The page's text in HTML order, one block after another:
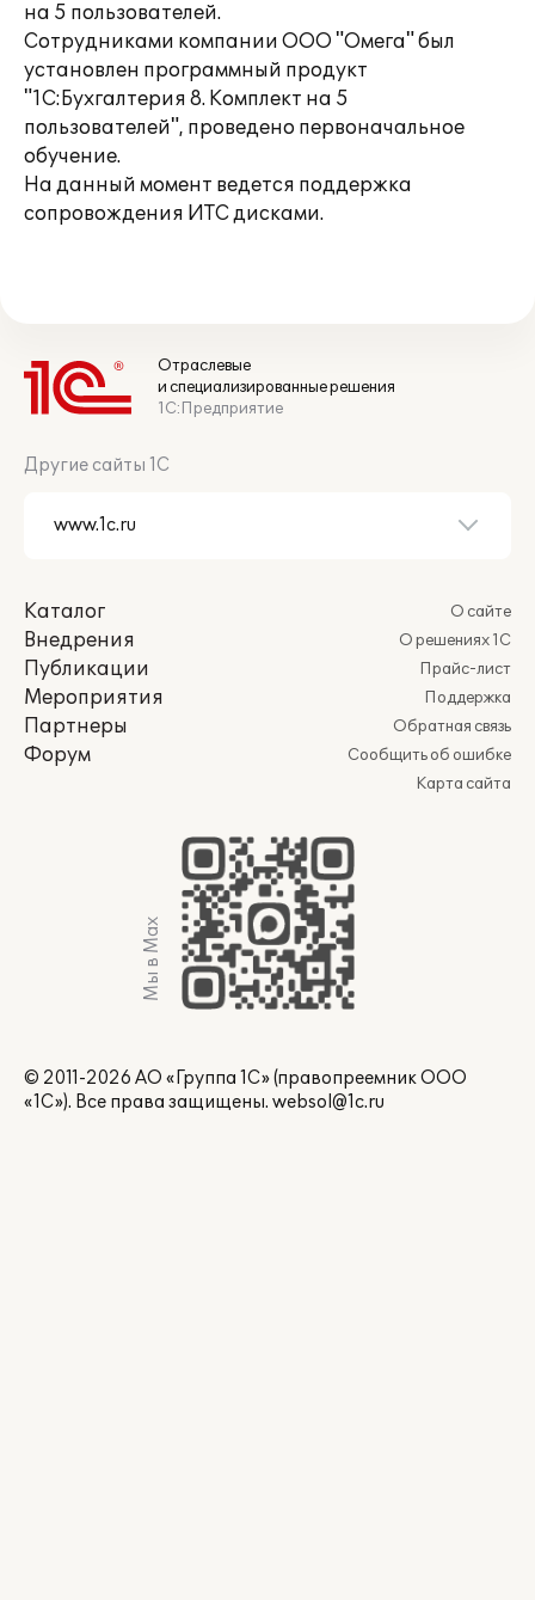
на 5 пользователей.
Сотрудниками компании ООО "Омега" был
установлен программный продукт
"1С:Бухгалтерия 8. Комплект на 5
пользователей", проведено первоначальное
обучение.
На данный момент ведется поддержка
сопровождения ИТС дисками.
Отраслевые
и специализированные решения
1С:Предприятие
Другие сайты 1С
Каталог
Внедрения
Публикации
Мероприятия
Партнеры
Форум
О сайте
О решениях 1С
Прайс-лист
Поддержка
Обратная связь
Сообщить об ошибке
Карта сайта
Мы в Max
© 2011-2026 АО «Группа 1С» (правопреемник ООО
«1С»). Все права защищены. websol@1c.ru